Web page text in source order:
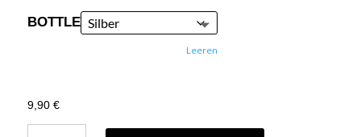
BOTTLE
Leeren
9,90 €